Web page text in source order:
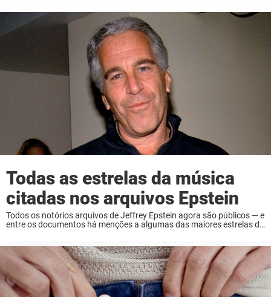
Todas as estrelas da música
citadas nos arquivos Epstein
Todos os notórios arquivos de Jeffrey Epstein agora são públicos — e
entre os documentos há menções a algumas das maiores estrelas da